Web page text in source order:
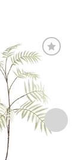
TOEVOEGEN
AAN JOUW
FAVORIETEN